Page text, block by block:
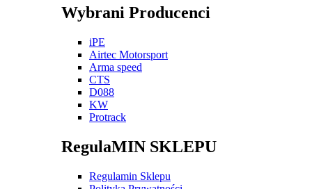
Wybrani Producenci
iPE
Airtec Motorsport
Arma speed
CTS
D088
KW
Protrack
RegulaMIN SKLEPU
Regulamin Sklepu